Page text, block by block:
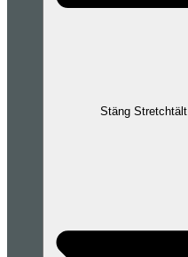
Stäng Stretchtält